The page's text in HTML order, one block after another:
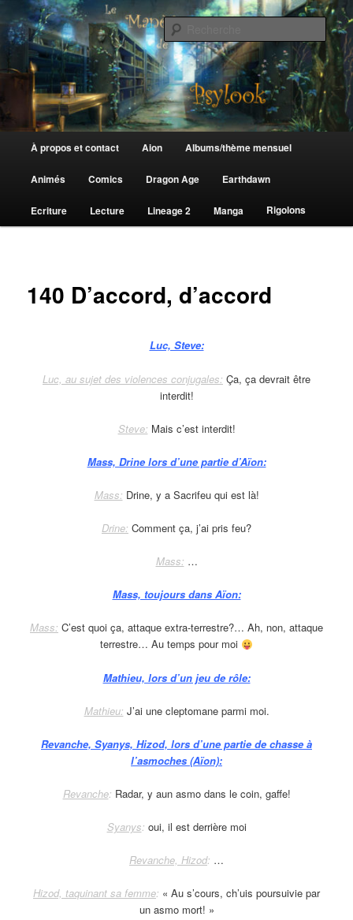
au
contenu
principalLe Manège de Psylook
principal
À propos et contact Aion Albums/thème mensuel
Animés Comics Dragon Age Earthdawn
Ecriture Lecture Lineage 2 Manga Rigolons
140 D’accord, d’accord
Luc, Steve:
Luc, au sujet des violences conjugales: Ça, ça devrait être
interdit!
Steve: Mais c’est interdit!
Mass, Drine lors d’une partie d’Aïon:
Mass: Drine, y a Sacrifeu qui est là!
Drine: Comment ça, j’ai pris feu?
Mass: …
Mass, toujours dans Aïon:
Mass: C’est quoi ça, attaque extra-terrestre?… Ah, non, attaque
terrestre… Au temps pour moi
Mathieu, lors d’un jeu de rôle:
Mathieu: J’ai une cleptomane parmi moi.
Revanche, Syanys, Hizod, lors d’une partie de chasse à
l’asmoches (Aïon):
Revanche: Radar, y aun asmo dans le coin, gaffe!
Syanys: oui, il est derrière moi
Revanche, Hizod: …
Hizod, taquinant sa femme: « Au s’cours, ch’uis poursuivie par
un asmo mort! »